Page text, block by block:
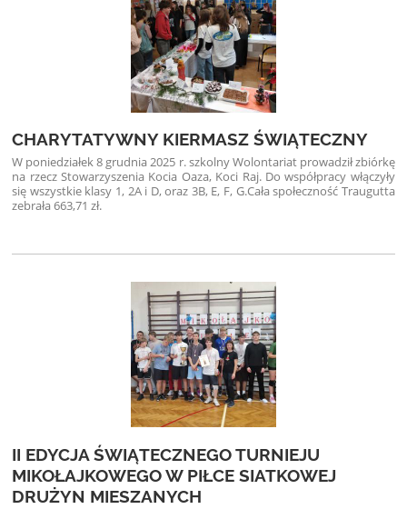
CHARYTATYWNY KIERMASZ ŚWIĄTECZNY
W poniedziałek 8 grudnia 2025 r. szkolny Wolontariat prowadził zbiórkę
na rzecz Stowarzyszenia Kocia Oaza, Koci Raj. Do współpracy włączyły
się wszystkie klasy 1, 2A i D, oraz 3B, E, F, G.Cała społeczność Traugutta
zebrała 663,71 zł.
II EDYCJA ŚWIĄTECZNEGO TURNIEJU
MIKOŁAJKOWEGO W PIŁCE SIATKOWEJ
DRUŻYN MIESZANYCH